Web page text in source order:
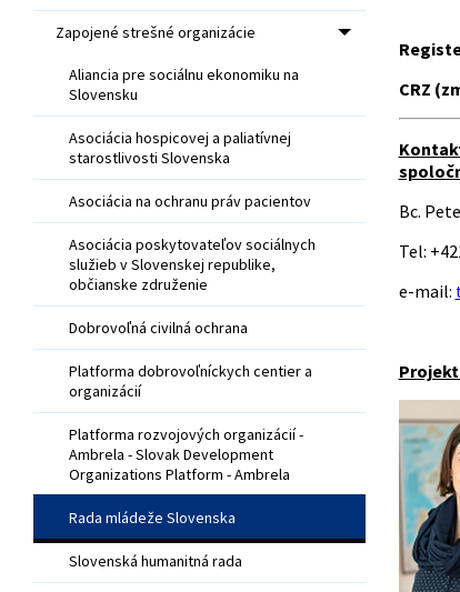
Zapojené strešné organizácie
Aliancia pre sociálnu ekonomiku na
Slovensku
Asociácia hospicovej a paliatívnej
starostlivosti Slovenska
Asociácia na ochranu práv pacientov
Asociácia poskytovateľov sociálnych
služieb v Slovenskej republike,
občianske združenie
Dobrovoľná civilná ochrana
Platforma dobrovoľníckych centier a
organizácií
Platforma rozvojových organizácií -
Ambrela - Slovak Development
Organizations Platform - Ambrela
Rada mládeže Slovenska
Slovenská humanitná rada
CRZ
Bc.
Tel:
e-mail: